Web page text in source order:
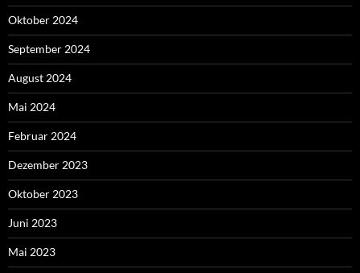
Oktober 2024
September 2024
August 2024
Mai 2024
Februar 2024
Dezember 2023
Oktober 2023
Juni 2023
Mai 2023